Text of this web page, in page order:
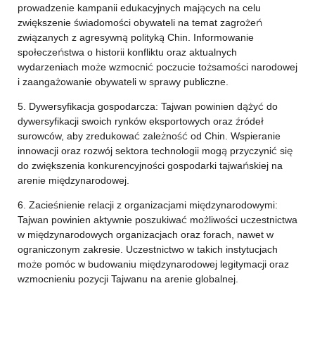
prowadzenie kampanii edukacyjnych mających na celu
zwiększenie świadomości obywateli na temat zagrożeń
związanych z agresywną polityką Chin. Informowanie
społeczeństwa o historii konfliktu oraz aktualnych
wydarzeniach może wzmocnić poczucie tożsamości narodowej
i zaangażowanie obywateli w sprawy publiczne.
5. Dywersyfikacja gospodarcza: Tajwan powinien dążyć do
dywersyfikacji swoich rynków eksportowych oraz źródeł
surowców, aby zredukować zależność od Chin. Wspieranie
innowacji oraz rozwój sektora technologii mogą przyczynić się
do zwiększenia konkurencyjności gospodarki tajwańskiej na
arenie międzynarodowej.
6. Zacieśnienie relacji z organizacjami międzynarodowymi:
Tajwan powinien aktywnie poszukiwać możliwości uczestnictwa
w międzynarodowych organizacjach oraz forach, nawet w
ograniczonym zakresie. Uczestnictwo w takich instytucjach
może pomóc w budowaniu międzynarodowej legitymacji oraz
wzmocnieniu pozycji Tajwanu na arenie globalnej.